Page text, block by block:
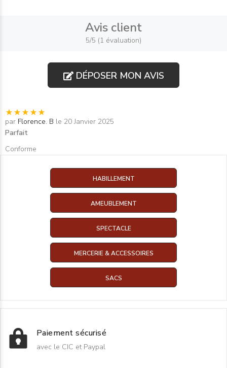
Avis client
5/5 (1 évaluation)
DÉPOSER MON AVIS
par Florence. B le 20 Janvier 2025
Parfait
Conforme
HABILLEMENT
AMEUBLEMENT
SPECTACLE
MERCERIE & ACCESSOIRES
SACS
Paiement sécurisé
avec le CIC et Paypal